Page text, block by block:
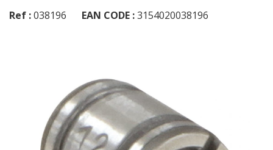
Ref :038196 EAN CODE :3154020038196